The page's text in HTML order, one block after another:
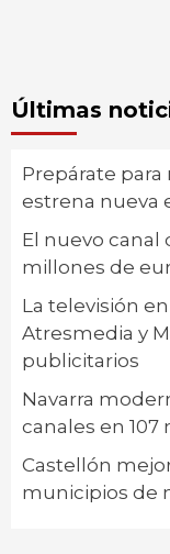
Últimas
Prepárate para
estrena nueva
El nuevo canal
millones de
La televisión
Atresmedia y
publicitarios
Navarra
canales en
Castellón
municipios de